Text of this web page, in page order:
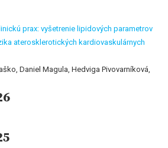
prax: vyšetrenie lipidových parametrov
aterosklerotických kardiovaskulárnych
Daniel Magula, Hedviga Pivovarníková,